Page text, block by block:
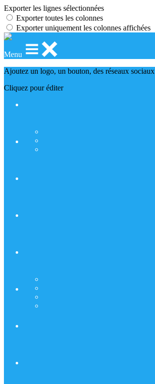
Exporter les lignes sélectionnées
Exporter toutes les colonnes
Exporter uniquement les colonnes affichées
Menu
Ajoutez un logo, un bouton, des réseaux sociaux
Cliquez pour éditer